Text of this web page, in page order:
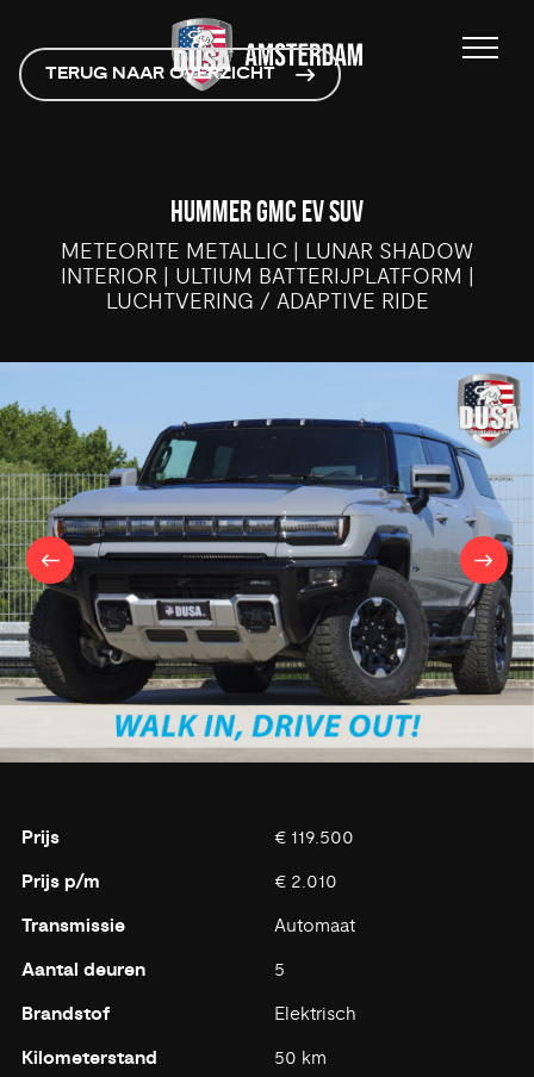
TERUG NAAR OVERZICHT
HUMMER GMC EV SUV
METEORITE METALLIC | LUNAR SHADOW
INTERIOR | ULTIUM BATTERIJPLATFORM |
LUCHTVERING / ADAPTIVE RIDE
Prijs € 119.500
Prijs p/m € 2.010
Transmissie Automaat
Aantal deuren 5
Brandstof Elektrisch
Kilometerstand 50 km